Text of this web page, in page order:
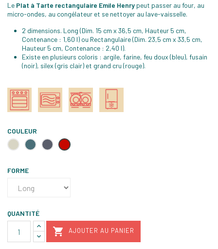
Le Plat à Tarte rectangulaire Emile Henry peut passer au four, au
micro-ondes, au congélateur et se nettoyer au lave-vaisselle.
2 dimensions. Long (Dim. 15 cm x 36,5 cm, Hauteur 5 cm,
Contenance : 1,60 l) ou Rectangulaire (Dim. 23,5 cm x 33,5 cm,
Hauteur 5 cm, Contenance : 2,40 l).
Existe en plusieurs coloris : argile, farine, feu doux (bleu), fusain
(noir), silex (gris clair) et grand cru (rouge).
COULEUR
ArgileFeu
doux
Gris
fusain
Rouge
FORME
QUANTITÉ
 AJOUTER AU PANIER